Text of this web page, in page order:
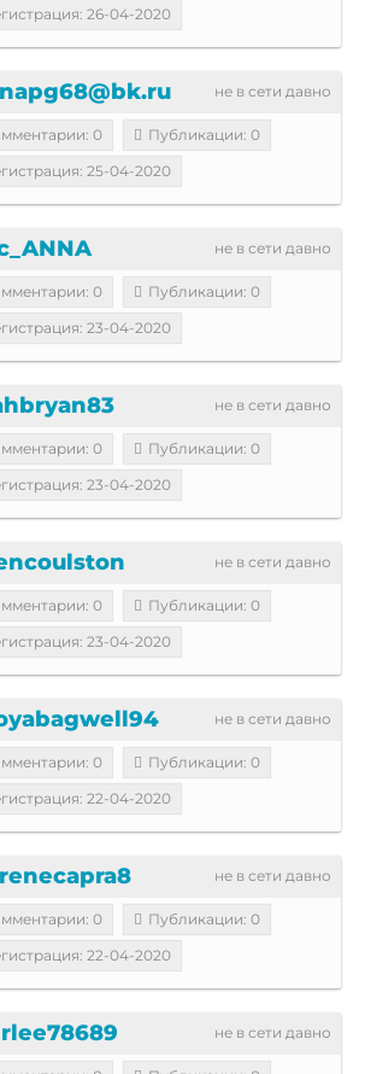
26-04-2020
не в сети давно
0
Публикации: 0
25-04-2020
не в сети давно
0
Публикации: 0
23-04-2020
не в сети давно
0
Публикации: 0
23-04-2020
не в сети давно
0
Публикации: 0
23-04-2020
не в сети давно
0
Публикации: 0
22-04-2020
не в сети давно
0
Публикации: 0
22-04-2020
не в сети давно